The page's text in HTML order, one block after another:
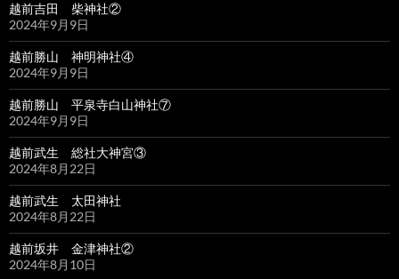
越前吉田 柴神社②
2024年9月9日
越前勝山 神明神社④
2024年9月9日
越前勝山 平泉寺白山神社⑦
2024年9月9日
越前武生 総社大神宮③
2024年8月22日
越前武生 太田神社
2024年8月22日
越前坂井 金津神社②
2024年8月10日